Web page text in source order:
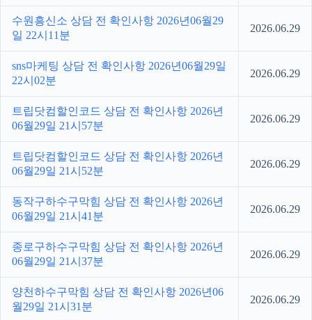
수원흥신소 상담 전 확인사항 2026년06월29
일 22시11분
2026.06.29
sns마케팅 상담 전 확인사항 2026년06월29일
22시02분
2026.06.29
트립닷컴할인코드 상담 전 확인사항 2026년
06월29일 21시57분
2026.06.29
트립닷컴할인코드 상담 전 확인사항 2026년
06월29일 21시52분
2026.06.29
동작구하수구막힘 상담 전 확인사항 2026년
06월29일 21시41분
2026.06.29
종로구하수구막힘 상담 전 확인사항 2026년
06월29일 21시37분
2026.06.29
양천하수구막힘 상담 전 확인사항 2026년06
월29일 21시31분
2026.06.29